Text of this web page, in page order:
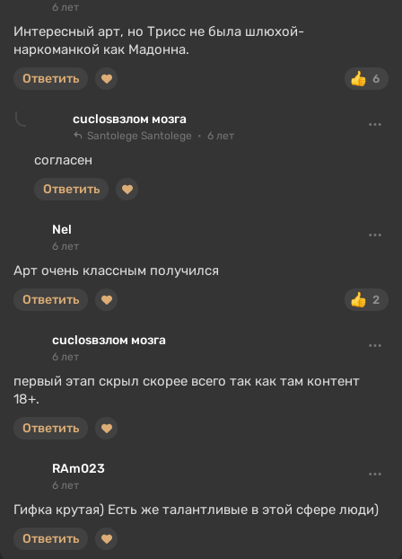
6 лет
Интересный арт, но Трисс не была шлюхой-
наркоманкой как Мадонна.
6
Ответить
сuclosвзлом мозга
Santolege Santolege 6 лет
согласен
Ответить
Nel
6 лет
Арт очень классным получился
2
Ответить
сuclosвзлом мозга
6 лет
первый этап скрыл скорее всего так как там контент
18+.
Ответить
RAm023
6 лет
Гифка крутая) Есть же талантливые в этой сфере люди)
Ответить